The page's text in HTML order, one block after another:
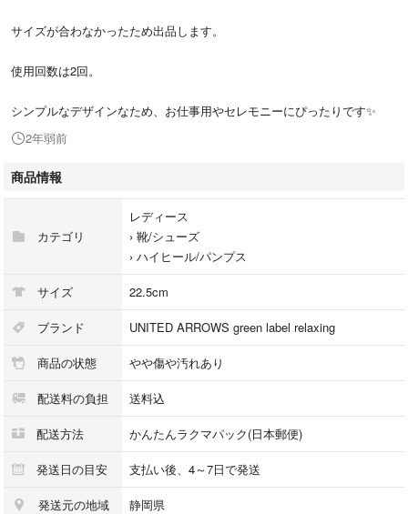
サイズが合わなかったため出品します。
使用回数は2回。
シンプルなデザインなため、お仕事用やセレモニーにぴったりです✨
2年弱前
商品情報
カテゴリ
レディース
› 靴/シューズ
› ハイヒール/パンプス
サイズ 22.5cm
ブランド UNITED ARROWS green label relaxing
商品の状態 やや傷や汚れあり
配送料の負担 送料込
配送方法 かんたんラクマパック(日本郵便)
発送日の目安 支払い後、4～7日で発送
発送元の地域 静岡県